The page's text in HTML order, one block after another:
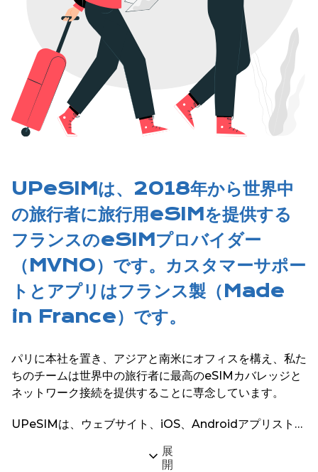
UPeSIMは、2018年から世界中
の旅行者に旅行用eSIMを提供する
フランスのeSIMプロバイダー
（MVNO）です。カスタマーサポー
トとアプリはフランス製（Made
in France）です。
パリに本社を置き、アジアと南米にオフィスを構え、私た
ちのチームは世界中の旅行者に最高のeSIMカバレッジと
ネットワーク接続を提供することに専念しています。
UPeSIMは、ウェブサイト、iOS、Androidアプリストア
展
開